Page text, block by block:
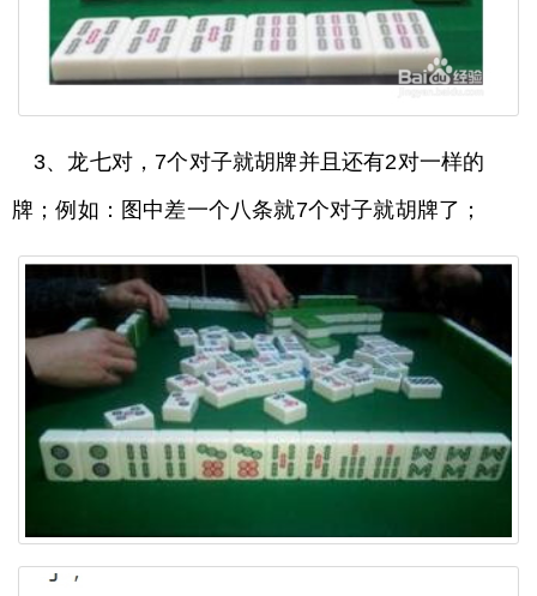
3、龙七对，7个对子就胡牌并且还有2对一样的
牌；例如：图中差一个八条就7个对子就胡牌了；